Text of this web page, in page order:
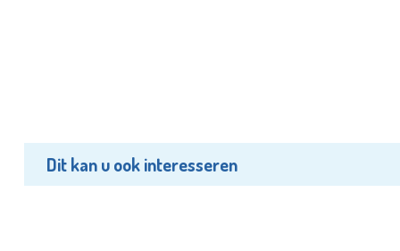
Dit kan u ook interesseren